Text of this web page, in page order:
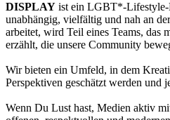
DISPLAY ist ein
unabhängig, vielfältig und nah an
arbeitet, wird Teil eines Teams, das
erzählt, die unsere Community
Wir bieten ein Umfeld, in dem
Perspektiven geschätzt werden und
Wenn Du Lust hast, Medien aktiv